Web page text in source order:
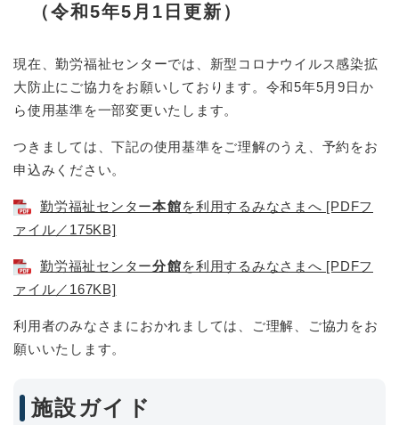
（令和5年5月1日更新）
現在、勤労福祉センターでは、新型コロナウイルス感染拡
大防止にご協力をお願いしております。令和5年5月9日か
ら使用基準を一部変更いたします。
つきましては、下記の使用基準をご理解のうえ、予約をお
申込みください。
勤労福祉センター本館を利用するみなさまへ [PDFフ
ァイル／175KB]
勤労福祉センター分館を利用するみなさまへ [PDFフ
ァイル／167KB]
利用者のみなさまにおかれましては、ご理解、ご協力をお
願いいたします。
施設ガイド